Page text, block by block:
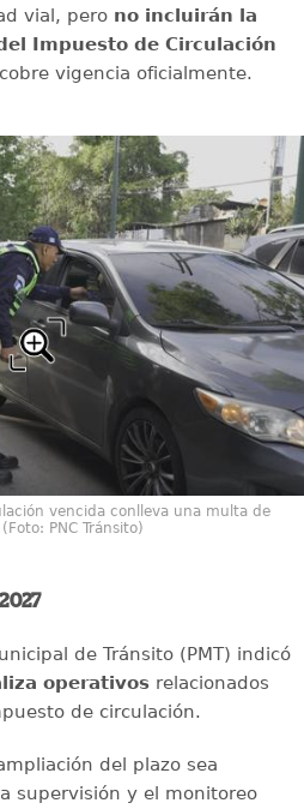
vial, pero no incluirán la
Impuesto de Circulación
vigencia oficialmente.
vencida conlleva una multa de
PNC Tránsito)
de Tránsito (PMT) indicó
operativosrelacionados
de circulación.
del plazo sea
supervisión y el monitoreo